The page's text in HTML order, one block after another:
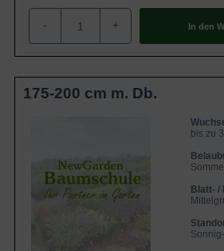
- + In den
175-200 cm m. Db.
bis zu
Blatt- /